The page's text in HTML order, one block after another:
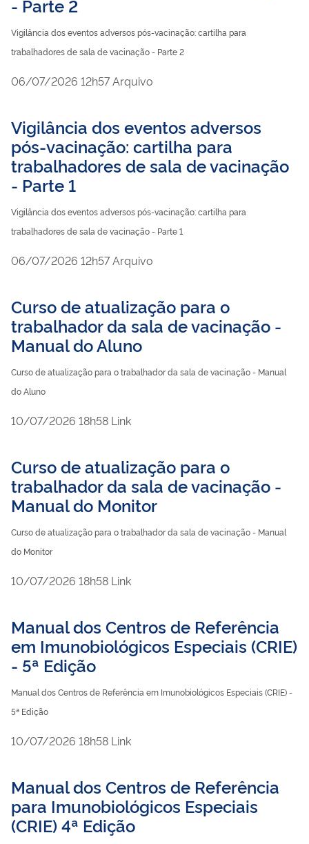
- Parte 2
Vigilância dos eventos adversos pós-vacinação: cartilha para
trabalhadores de sala de vacinação - Parte 2
publicado
06/07/2026 12h57Arquivo
Vigilância dos eventos adversos
pós-vacinação: cartilha para
trabalhadores de sala de vacinação
- Parte 1
Vigilância dos eventos adversos pós-vacinação: cartilha para
trabalhadores de sala de vacinação - Parte 1
publicado
06/07/2026 12h57Arquivo
Curso de atualização para o
trabalhador da sala de vacinação -
Manual do Aluno
Curso de atualização para o trabalhador da sala de vacinação - Manual
do Aluno
publicado
10/07/2026 18h58 Link
Curso de atualização para o
trabalhador da sala de vacinação -
Manual do Monitor
Curso de atualização para o trabalhador da sala de vacinação - Manual
do Monitor
publicado
10/07/2026 18h58 Link
Manual dos Centros de Referência
em Imunobiológicos Especiais (CRIE)
- 5ª Edição
Manual dos Centros de Referência em Imunobiológicos Especiais (CRIE) -
5ª Edição
publicado
10/07/2026 18h58 Link
Manual dos Centros de Referência
para Imunobiológicos Especiais
(CRIE) 4ª Edição